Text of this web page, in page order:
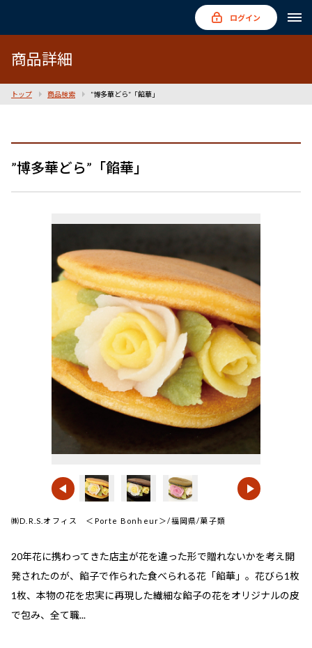
ログイン
商品詳細
トップ 商品検索 ”博多華どら”「餡華」
”博多華どら”「餡華」
㈱D.R.S.オフィス ＜Porte Bonheur＞/福岡県/菓子類
20年花に携わってきた店主が花を違った形で贈れないかを考え開
発されたのが、餡子で作られた食べられる花「餡華」。花びら1枚
1枚、本物の花を忠実に再現した繊細な餡子の花をオリジナルの皮
で包み、全て職...